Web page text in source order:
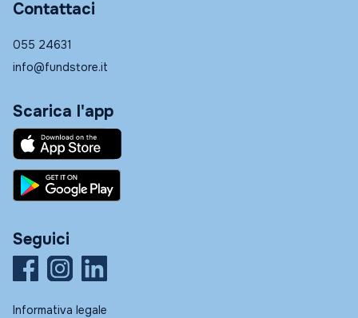
Contattaci
055 24631
info@fundstore.it
Scarica l'app
Seguici
Informativa legale